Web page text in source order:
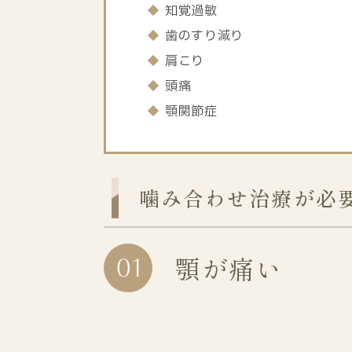
知覚過敏
歯のすり減り
肩こり
頭痛
顎関節症
噛み合わせ治療が必
01 顎が痛い